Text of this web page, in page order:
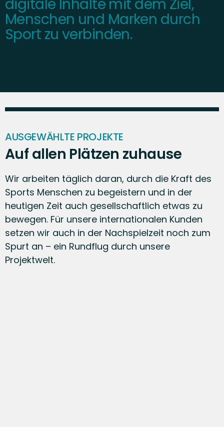
digitale Inhalte mit dem Ziel,
Menschen und Marken durch
Sport zu verbinden.
AUSGEWÄHLTE PROJEKTE
Auf allen Plätzen zuhause
Wir arbeiten täglich daran, durch die Kraft des
Sports Menschen zu begeistern und in der
heutigen Zeit auch gesellschaftlich etwas zu
bewegen. Für unsere internationalen Kunden
setzen wir auch in der Nachspielzeit noch zum
Spurt an – ein Rundflug durch unsere
Projektwelt.